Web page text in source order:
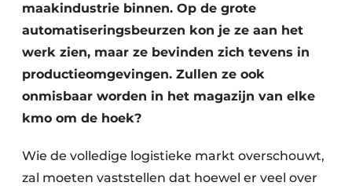
maakindustrie binnen. Op de grote
automatiseringsbeurzen kon je ze aan het
werk zien, maar ze bevinden zich tevens in
productieomgevingen. Zullen ze ook
onmisbaar worden in het magazijn van elke
kmo om de hoek?
Wie de volledige logistieke markt overschouwt,
zal moeten vaststellen dat hoewel er veel over